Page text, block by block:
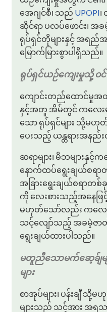
အေဂျင်စီ၊ သည် UPOPI၊
ဆိုင်ရာ ပလပ်ဖောင်း၊ အ
ရုပ်ရှင်တိုများနှင့် အရည်အ
မြောက်မြားစွာပါရှိသည်။
ရုပ်ရှင်ယဉ်ကျေးမှုသို့ ဝင်
ကျောင်းတည်ထောင်မှုအတွ
နှင့်အတူ အိမ်တွင် ကလေး
သော ရုပ်ရှင်များ သို့မဟု
ပေးသည့် ယန္တရားအန
ဆရာများ၊ မိဘများနှ
နောက်ထပ်ရွေးချယ်စရ
အခြားရွေးချယ်စရာတ
ကို လေးစားသည့်အနေဖြ
မဟုတ်သော်လည်း ကလေ
သင့်လျော်သည့် အခမဲ့ဇာ
ရွေးချယ်ထားပါသည်။
မတူညီသောမက်ဆေ့ခ်ျမျ
များ
စာအုပ်များ၊ ပန်းချီ
များသည် သင့်အား အရသာ